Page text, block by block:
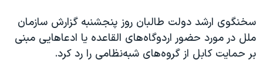
سخنگوی ارشد دولت طالبان روز پنجشنبه گزارش سازمان
ملل در مورد حضور اردوگاه‌های القاعده یا ادعاهایی مبنی
بر حمایت کابل از گروه‌های شبه‌نظامی را رد کرد.